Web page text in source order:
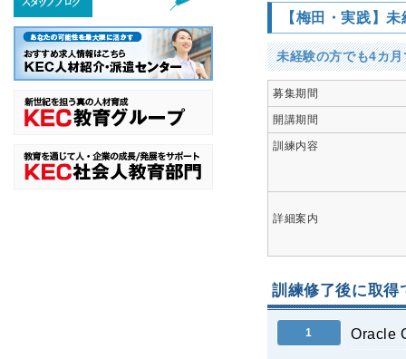
【梅田・実践】
未経験の方でも4カ
募集期間
開講期間
訓練内容
詳細案内
訓練修了後に取
1 Oracle